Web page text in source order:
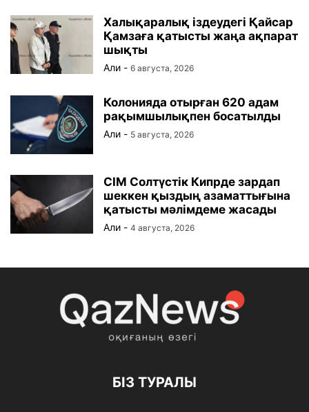
Халықаралық іздеудегі Қайсар
Қамзаға қатысты жаңа ақпарат
шықты
Али - 6 августа, 2026
Колонияда отырған 620 адам
рақымшылықпен босатылды
Али - 5 августа, 2026
СІМ Солтүстік Кипрде зардап
шеккен қыздың азаматтығына
қатысты мәлімдеме жасады
Али - 4 августа, 2026
БІЗ ТУРАЛЫ